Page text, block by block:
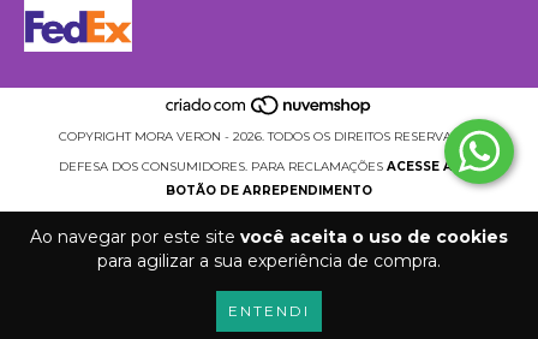
Ao navegar por este site você aceita o uso de cookies
para agilizar a sua experiência de compra.
ENTENDI
COPYRIGHT MORA VERON - 2026. TODOS OS DIREITOS RESERVADOS.
DEFESA DOS CONSUMIDORES. PARA RECLAMAÇÕES ACESSE AQUI.
BOTÃO DE ARREPENDIMENTO